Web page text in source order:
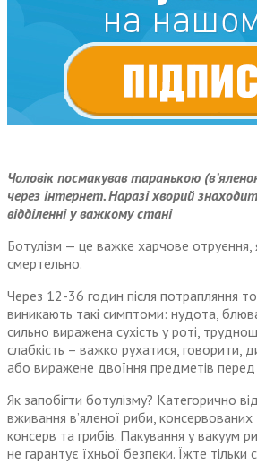
Чоловік посмакував таранькою
через інтернет. Наразі хворий
відділенні у важкому стані
Ботулізм — це важке харчове отруєння,
смертельно.
Через 12-36 годин після потрапляння
виникають такі симптоми: нудота,
сильно виражена сухість у роті,
слабкість – важко рухатися, говорити,
або виражене двоїння предметів
Як запобігти ботулізму? Категорично
вживання в’яленої риби,
консерв та грибів. Пакування у вакуум
не гарантує їхньої безпеки. Їжте тільки